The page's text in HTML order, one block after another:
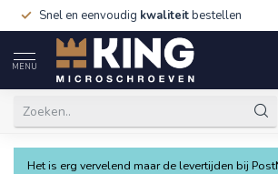
Snel en eenvoudig kwaliteitbestellen
MENU
Het is erg vervelend maar de levertijden bij